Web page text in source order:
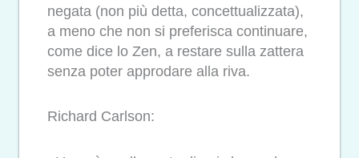
negata (non più detta, concettualizzata),
a meno che non si preferisca continuare,
come dice lo Zen, a restare sulla zattera
senza poter approdare alla riva.
Richard Carlson: